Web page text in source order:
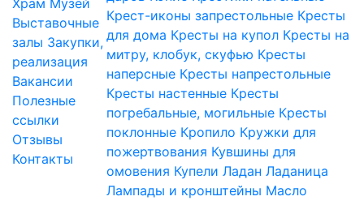
Храм Музей
Выставочные
залы Закупки,
реализация
Вакансии
Полезные
ссылки
Отзывы
Контакты
Крест-иконы запрестольные Кресты
для дома Кресты на купол Кресты на
митру, клобук, скуфью Кресты
наперсные Кресты напрестольные
Кресты настенные Кресты
погребальные, могильные Кресты
поклонные Кропило Кружки для
пожертвования Кувшины для
омовения Купели Ладан Ладаница
Лампады и кронштейны Масло